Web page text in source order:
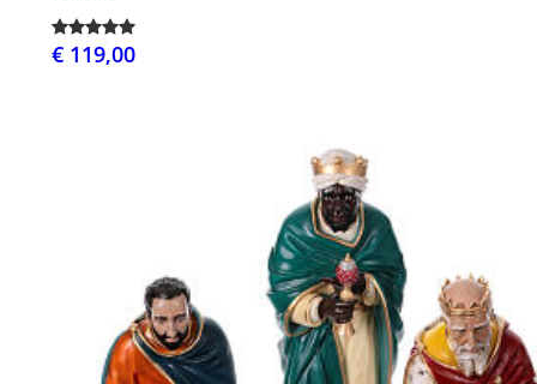
€ 119,00